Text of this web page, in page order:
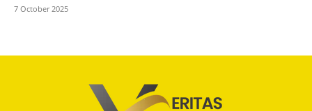
7 October 2025